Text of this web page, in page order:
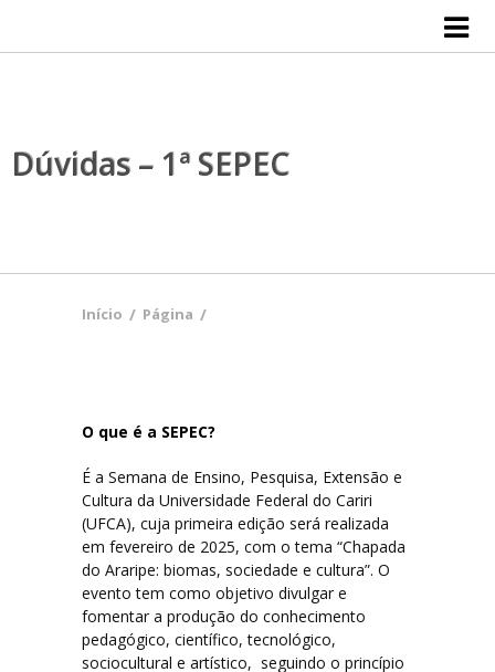
Pesquisa
Premiações
Programação
Segunda-feira (01/12)
Terça-feira (02/12)
Quarta-feira (03/12)
Dúvidas – 1ª SEPEC
Início / Página /
O que é a SEPEC?
É a Semana de Ensino, Pesquisa, Extensão e
Cultura da Universidade Federal do Cariri
(UFCA), cuja primeira edição será realizada
em fevereiro de 2025, com o tema “Chapada
do Araripe: biomas, sociedade e cultura”. O
evento tem como objetivo divulgar e
fomentar a produção do conhecimento
pedagógico, científico, tecnológico,
sociocultural e artístico, seguindo o princípio